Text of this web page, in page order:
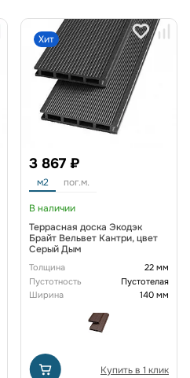
Хит
3 867 ₽
м2 пог.м.
В наличии
Террасная доска Экодэк
Брайт Вельвет Кантри, цвет
Серый Дым
Толщина
22 мм
Пустотность
Пустотелая
Ширина
140 мм
Купить в 1 клик